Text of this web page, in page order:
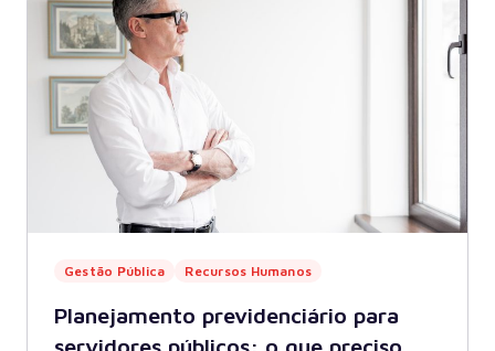
Gestão Pública Recursos Humanos
Planejamento previdenciário para